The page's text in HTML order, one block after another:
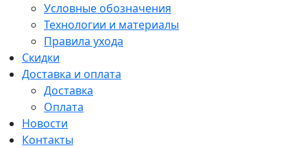
Условные обозначения
Технологии и материалы
Правила ухода
Скидки
Доставка и оплата
Доставка
Оплата
Новости
Контакты